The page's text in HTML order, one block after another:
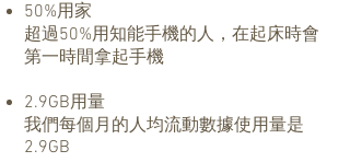
50%用家
超過50%用知能手機的人，在起床時會
第一時間拿起手機
2.9GB用量
我們每個月的人均流動數據使用量是
2.9GB